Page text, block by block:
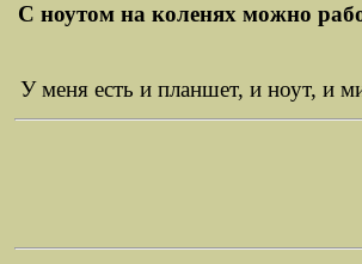
С ноутом на коленях можно
У меня есть и планшет, и ноут, и